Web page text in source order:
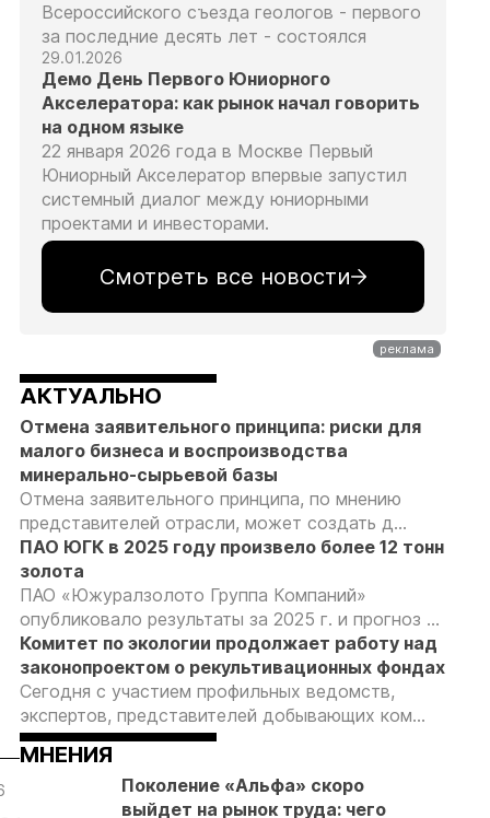
05.08.26 05.08.26 05.08.26
Всероссийского съезда геологов - первого
за последние десять лет - состоялся
29.01.2026
Демо День Первого Юниорного
Акселератора: как рынок начал говорить
на одном языке
22 января 2026 года в Москве Первый
Юниорный Акселератор впервые запустил
системный диалог между юниорными
проектами и инвесторами.
Смотреть все новости
АКТУАЛЬНО
Отмена заявительного принципа: риски для
малого бизнеса и воспроизводства
минерально-сырьевой базы
Отмена заявительного принципа, по мнению
представителей отрасли, может создать д...
ПАО ЮГК в 2025 году произвело более 12 тонн
золота
ПАО «Южуралзолото Группа Компаний»
опубликовало результаты за 2025 г. и прогноз ...
Комитет по экологии продолжает работу над
законопроектом о рекультивационных фондах
Сегодня с участием профильных ведомств,
экспертов, представителей добывающих ком...
МНЕНИЯ
Поколение «Альфа» скоро
выйдет на рынок труда: чего